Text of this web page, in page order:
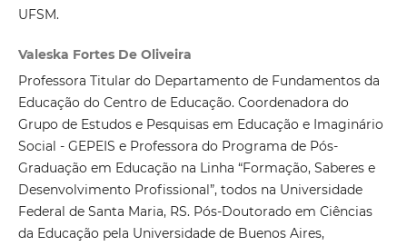
UFSM.
Valeska Fortes De Oliveira
Professora Titular do Departamento de Fundamentos da
Educação do Centro de Educação. Coordenadora do
Grupo de Estudos e Pesquisas em Educação e Imaginário
Social - GEPEIS e Professora do Programa de Pós-
Graduação em Educação na Linha “Formação, Saberes e
Desenvolvimento Profissional”, todos na Universidade
Federal de Santa Maria, RS. Pós-Doutorado em Ciências
da Educação pela Universidade de Buenos Aires,